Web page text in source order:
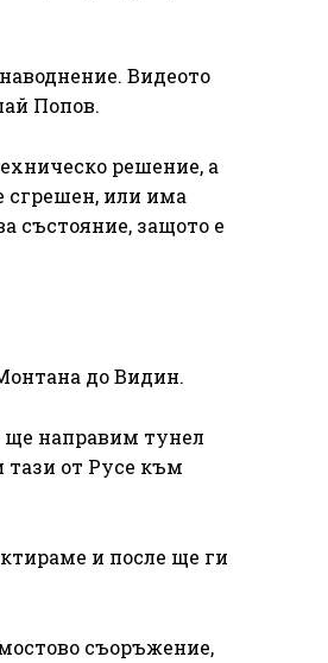
Видеото
Попов.
решение, а
сгрешен, или има
състояние, защото е
до Видин.
ще направим тунел
тази от Русе към
и после ще ги
съоръжение,